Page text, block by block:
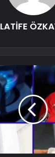
LATİFE